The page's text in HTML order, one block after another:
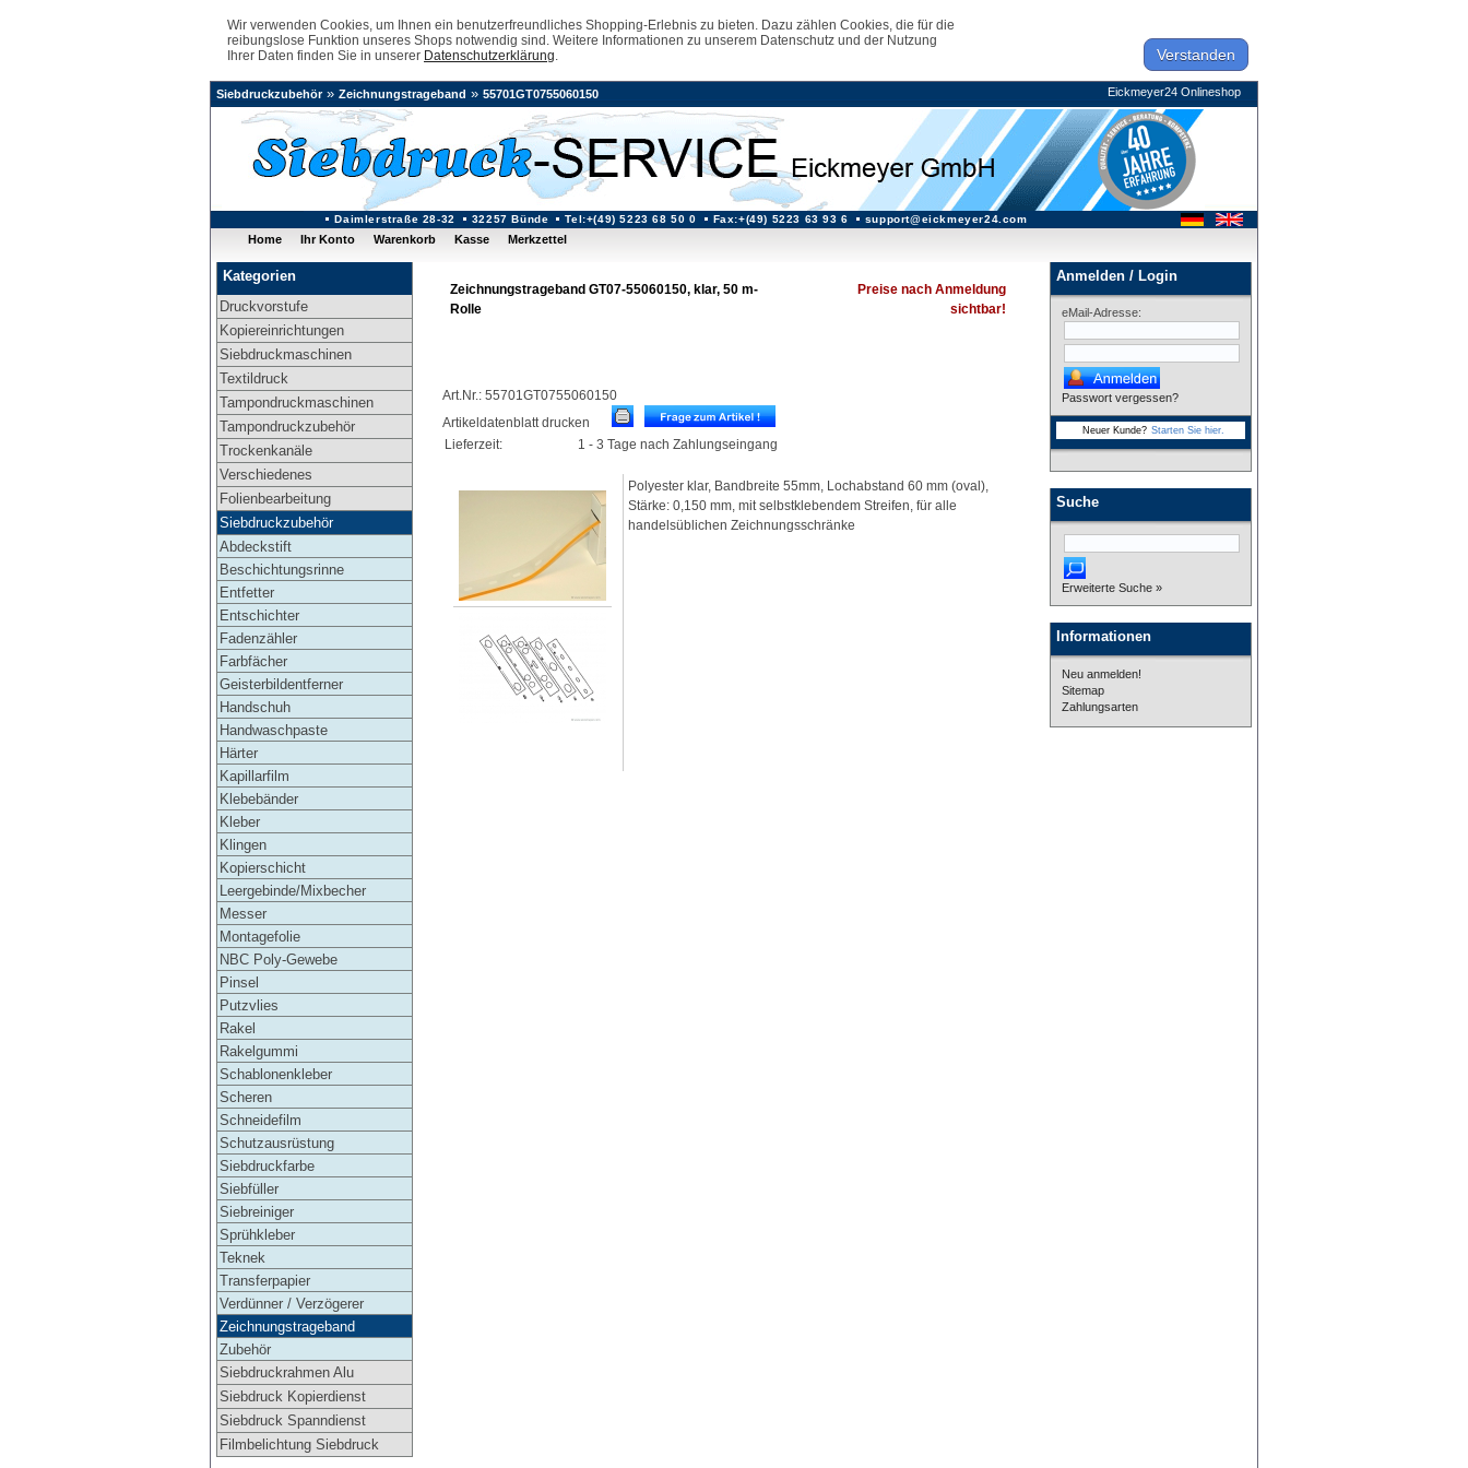
Wir verwenden Cookies, um Ihnen ein benutzerfreundliches Shopping-Erlebnis zu bieten. Dazu zählen Cookies, die für die
reibungslose Funktion unseres Shops notwendig sind. Weitere Informationen zu unserem Datenschutz und der Nutzung
Ihrer Daten finden Sie in unserer Datenschutzerklärung. Verstanden
Eickmeyer24 Onlineshop
Daimlerstraße 28-32 32257 Bünde Tel:+(49) 5223 68 50 0 Fax:+(49) 5223 63 93 6 support@eickmeyer24.com
Siebdruckzubehör» Zeichnungstrageband » 55701GT0755060150
Home Ihr Konto Warenkorb Kasse Merkzettel
Kategorien
Druckvorstufe
Kopiereinrichtungen
Siebdruckmaschinen
Textildruck
Tampondruckmaschinen
Tampondruckzubehör
Trockenkanäle
Verschiedenes
Folienbearbeitung
Siebdruckzubehör
Abdeckstift
Beschichtungsrinne
Entfetter
Entschichter
Fadenzähler
Farbfächer
Geisterbildentferner
Handschuh
Handwaschpaste
Härter
Kapillarfilm
Klebebänder
Kleber
Klingen
Kopierschicht
Leergebinde/Mixbecher
Messer
Montagefolie
NBC Poly-Gewebe
Pinsel
Putzvlies
Rakel
Rakelgummi
Schablonenkleber
Scheren
Schneidefilm
Schutzausrüstung
Siebdruckfarbe
Siebfüller
Siebreiniger
Sprühkleber
Teknek
Transferpapier
Verdünner / Verzögerer
Zeichnungstrageband
Zubehör
Siebdruckrahmen Alu
Siebdruck Kopierdienst
Siebdruck Spanndienst
Filmbelichtung Siebdruck
Anmelden / Login
eMail-Adresse:
Passwort vergessen?
Neuer Kunde? Starten Sie hier.
Suche
Erweiterte Suche »
Informationen
Neu anmelden!
Sitemap
Zahlungsarten
Zeichnungstrageband GT07-55060150, klar, 50 m-
Rolle
Preise nach Anmeldung
sichtbar!
Art.Nr.: 55701GT0755060150
Artikeldatenblatt drucken
Lieferzeit:
1 - 3 Tage nach Zahlungseingang
Polyester klar, Bandbreite 55mm, Lochabstand 60 mm (oval),
Stärke: 0,150 mm, mit selbstklebendem Streifen, für alle
handelsüblichen Zeichnungsschränke